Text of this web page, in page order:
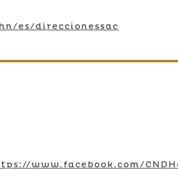
es/direccionessac
www.facebook.com/